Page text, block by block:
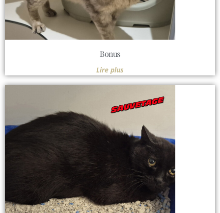
Bonus
Lire plus